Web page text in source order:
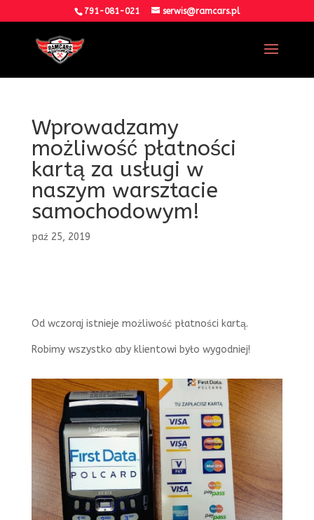
791-081-021 serwis@ramcars.pl
Wprowadzamy
możliwość płatności
kartą za usługi w
naszym warsztacie
samochodowym!
paź 25, 2019
Od wczoraj istnieje możliwość płatności kartą.
Robimy wszystko aby klientowi było wygodniej!